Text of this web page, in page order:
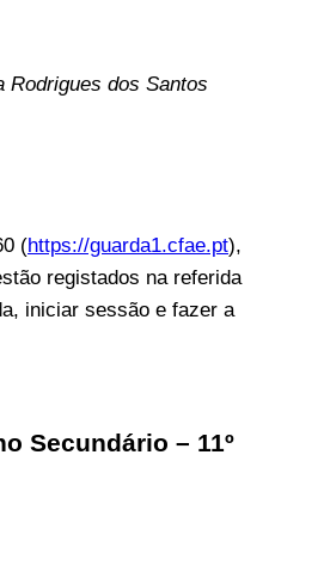
Rodrigues dos Santos
(https://guarda1.cfae.pt),
registados na referida
iniciar sessão e fazer a
Secundário – 11º